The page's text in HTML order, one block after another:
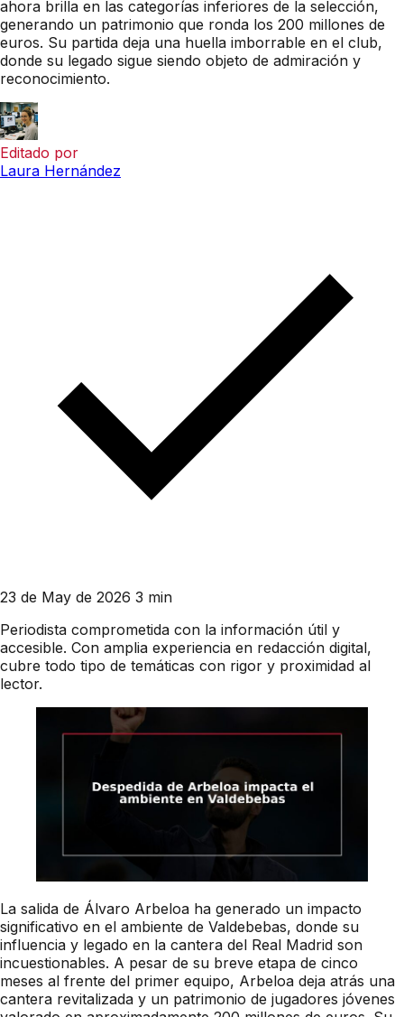
ahora brilla en las categorías inferiores de la selección,
generando un patrimonio que ronda los 200 millones de
euros. Su partida deja una huella imborrable en el club,
donde su legado sigue siendo objeto de admiración y
reconocimiento.
Editado por
Laura Hernández
23 de May de 2026 3 min
Periodista comprometida con la información útil y
accesible. Con amplia experiencia en redacción digital,
cubre todo tipo de temáticas con rigor y proximidad al
lector.
La salida de Álvaro Arbeloa ha generado un impacto
significativo en el ambiente de Valdebebas, donde su
influencia y legado en la cantera del Real Madrid son
incuestionables. A pesar de su breve etapa de cinco
meses al frente del primer equipo, Arbeloa deja atrás una
cantera revitalizada y un patrimonio de jugadores jóvenes